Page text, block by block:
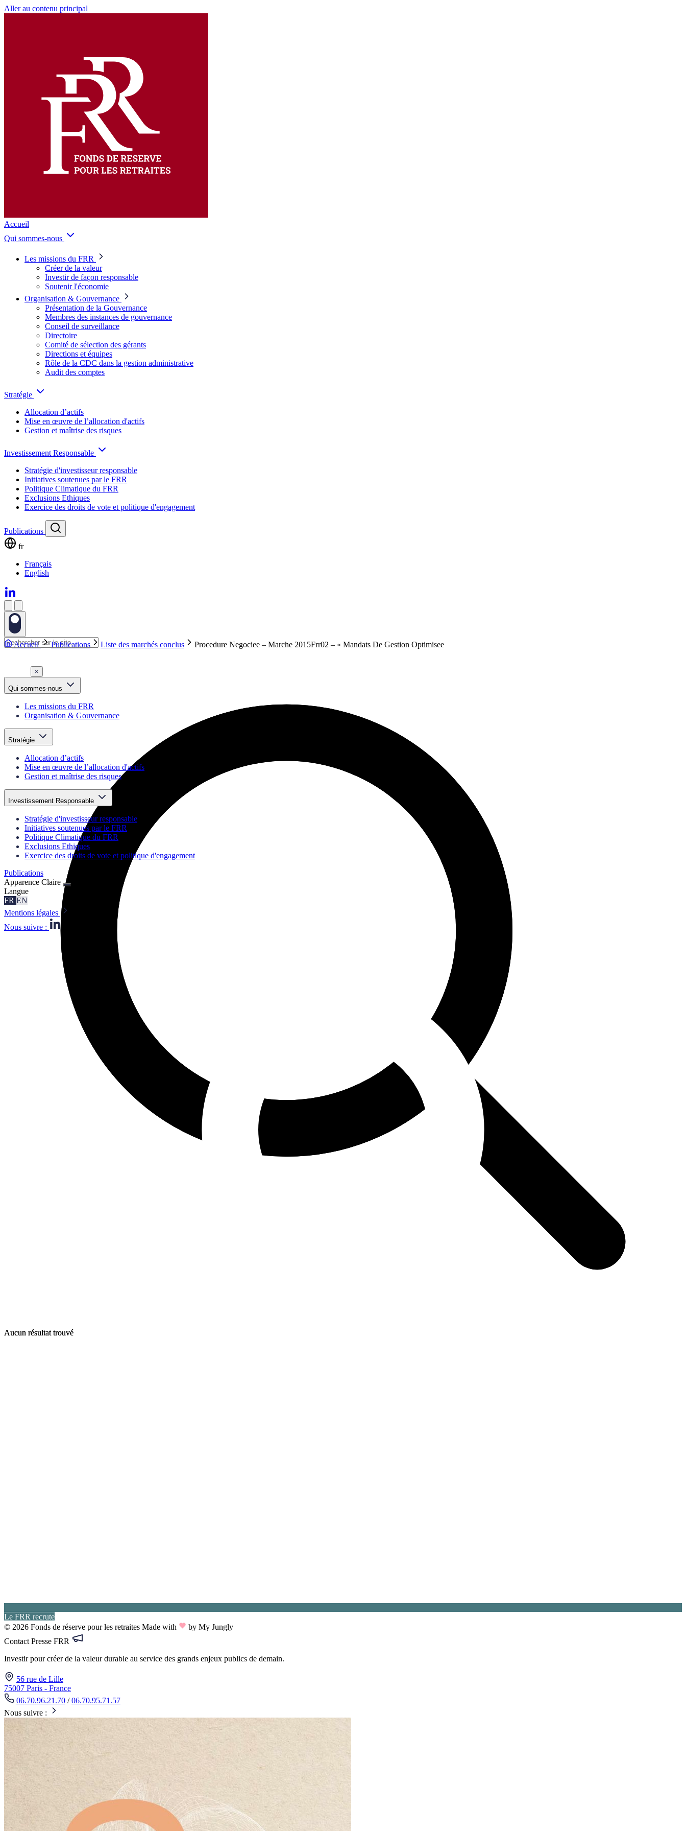
Aller au contenu principal
Accueil
Qui sommes-nous
Les missions du FRR
Créer de la valeur
Investir de façon responsable
Soutenir l'économie
Organisation & Gouvernance
Présentation de la Gouvernance
Membres des instances de gouvernance
Conseil de surveillance
Directoire
Comité de sélection des gérants
Directions et équipes
Rôle de la CDC dans la gestion administrative
Audit des comptes
Stratégie
Allocation d’actifs
Mise en œuvre de l’allocation d'actifs
Gestion et maîtrise des risques
Investissement Responsable
Stratégie d'investisseur responsable
Initiatives soutenues par le FRR
Politique Climatique du FRR
Exclusions Ethiques
Exercice des droits de vote et politique d'engagement
Publications
fr
Français
English
Aucun résultat trouvé
Aucun résultat trouvé
Accueil Publications Liste des marchés conclus Procedure Negociee – Marche 2015Frr02 – « Mandats De Gestion Optimisee
×
Qui sommes-nous
Les missions du FRR
Organisation & Gouvernance
Stratégie
Allocation d’actifs
Mise en œuvre de l’allocation d'actifs
Gestion et maîtrise des risques
Investissement Responsable
Stratégie d'investisseur responsable
Initiatives soutenues par le FRR
Politique Climatique du FRR
Exclusions Ethiques
Exercice des droits de vote et politique d'engagement
Publications
Apparence Claire
Langue
FR EN
Mentions légales
Nous suivre :
Le FRR recrute
© 2026 Fonds de réserve pour les retraites Made with
by My Jungly
Contact Presse FRR
Investir pour créer de la valeur durable au service des grands enjeux publics de demain.
56 rue de Lille
75007 Paris - France
06.70.96.21.70 /06.70.95.71.57
Nous suivre :